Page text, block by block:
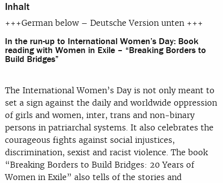
Inhalt
+++German below – Deutsche Version unten +++
In the run-up to International Women’s Day: Book
reading with Women in Exile – “Breaking Borders to
Build Bridges”
The International Women’s Day is not only meant to
set a sign against the daily and worldwide oppression
of girls and women, inter, trans and non-binary
persons in patriarchal systems. It also celebrates the
courageous fights against social injustices,
discrimination, sexist and racist violence. The book
“Breaking Borders to Build Bridges: 20 Years of
Women in Exile” also tells of the stories and